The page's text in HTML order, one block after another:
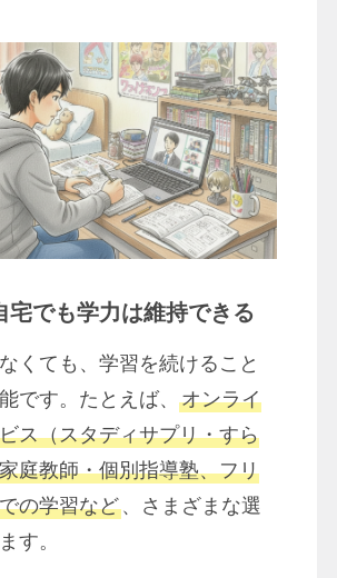
宅でも学力は維持できる
くても、学習を続けること
です。たとえば、 オンライ
ス（スタディサプリ・すら
庭教師・個別指導塾、フリ
の学習など、さまざまな選
す。